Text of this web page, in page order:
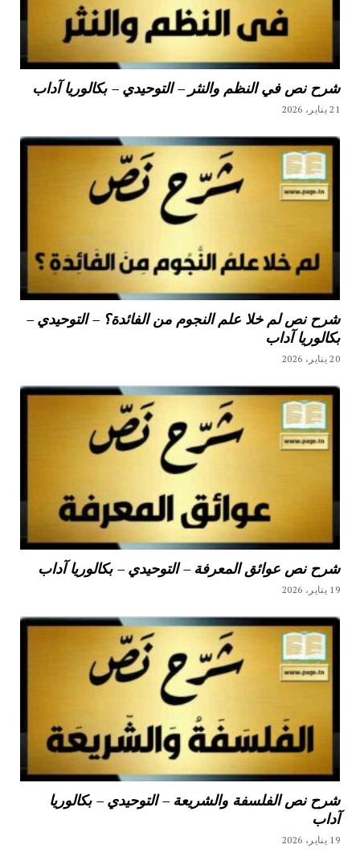
شرح نص في النظم والنثر – التوحيدي – بكالوريا آداب
21 يناير، 2026
شرح نص لم خلا علم النجوم من الفائدة؟ – التوحيدي –
بكالوريا آداب
20 يناير، 2026
شرح نص عوائق المعرفة – التوحيدي – بكالوريا آداب
19 يناير، 2026
شرح نص الفلسفة والشريعة – التوحيدي – بكالوريا
آداب
19 يناير، 2026